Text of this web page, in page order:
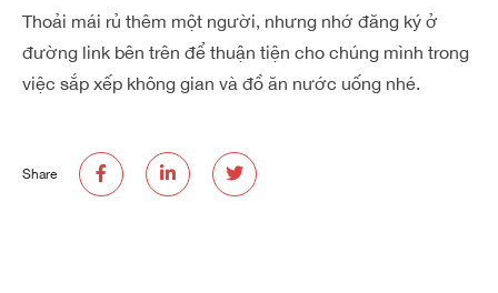
Thoải mái rủ thêm một người, nhưng nhớ đăng ký ở
đường link bên trên để thuận tiện cho chúng mình trong
việc sắp xếp không gian và đồ ăn nước uống nhé.
Share